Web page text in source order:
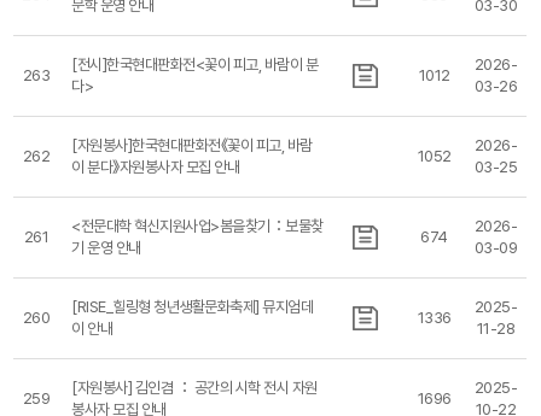
문학 운영 안내
03-30
263
[전시]한국현대판화전<꽃이 피고, 바람이 분
다>
1012
2026-
03-26
262
[자원봉사]한국현대판화전《꽃이 피고, 바람
이 분다》자원봉사자 모집 안내
1052
2026-
03-25
261
<전문대학 혁신지원사업>봄을찾기：보물찾
기 운영 안내
674
2026-
03-09
260
[RISE_힐링형 청년생활문화축제] 뮤지엄데
이 안내
1336
2025-
11-28
259
[자원봉사] 김인겸 ： 공간의 시학 전시 자원
봉사자 모집 안내
1696
2025-
10-22